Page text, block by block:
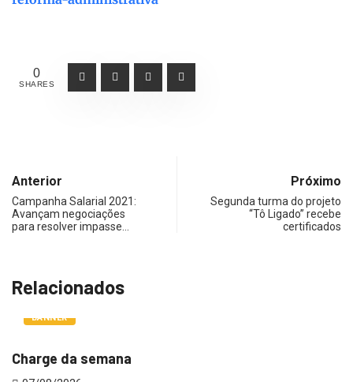
0
SHARES
Anterior
Campanha Salarial 2021:
Avançam negociações
para resolver impasse…
Próximo
Segunda turma do projeto
“Tô Ligado” recebe
certificados
Relacionados
BANNER
Charge da semana